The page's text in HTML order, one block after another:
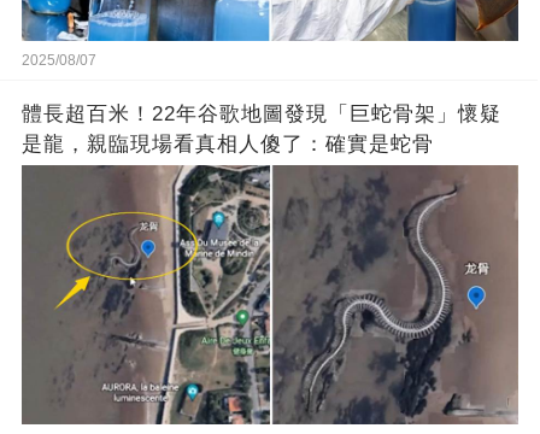
2025/08/07
體長超百米！22年谷歌地圖發現「巨蛇骨架」懷疑
是龍，親臨現場看真相人傻了：確實是蛇骨